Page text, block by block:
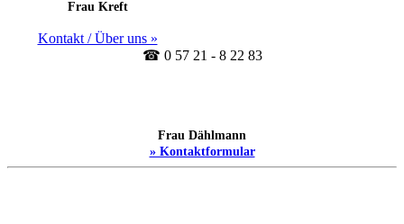
Frau Kreft
Kontakt / Über uns »
☎ 0 57 21 - 8 22 83
Frau Dählmann
» Kontaktformular